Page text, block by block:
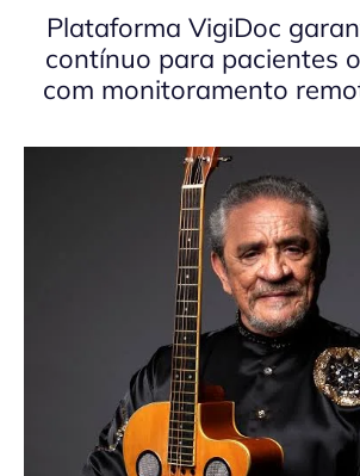
Plataforma VigiDoc
contínuo para pacientes
com monitoramento